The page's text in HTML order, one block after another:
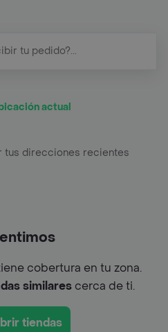
actual
tus direcciones recientes
cobertura en tu zona.
similarescerca de ti.
tiendas